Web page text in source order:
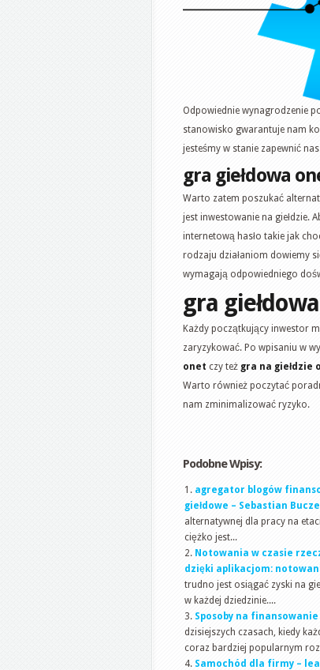
Odpowiednie wynagrodzenie
stanowisko gwarantuje nam
jesteśmy w stanie zapewnić
gra giełdowa
Warto zatem poszukać
jest inwestowanie na giełdzie.
internetową hasło takie jak
rodzaju działaniom dowiemy
wymagają odpowiedniego
gra
Każdy początkujący inwestor
zaryzykować. Po wpisaniu w
onet czy też gra na giełdzie
Warto również poczytać
nam zminimalizować ryzyko.
Podobne Wpisy:
agregator blogów
giełdowe – Sebastian
alternatywnej dla pracy na
ciężko jest...
Notowania w czasie
dzięki aplikacjom:
trudno jest osiągać zyski na
w każdej dziedzinie....
Sposoby na
dzisiejszych czasach, kiedy
coraz bardziej popularnym
Samochód dla firmy –